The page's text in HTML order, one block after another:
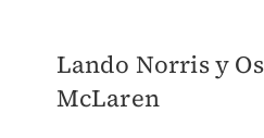
Lando Norris y
McLaren